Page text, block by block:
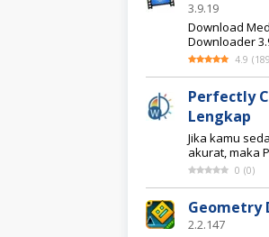
3.9.19
Download
Downloader
4.9 (
Perfectly
Lengkap
Jika kamu
akurat, maka
0 (0)
Geometry
2.2.147